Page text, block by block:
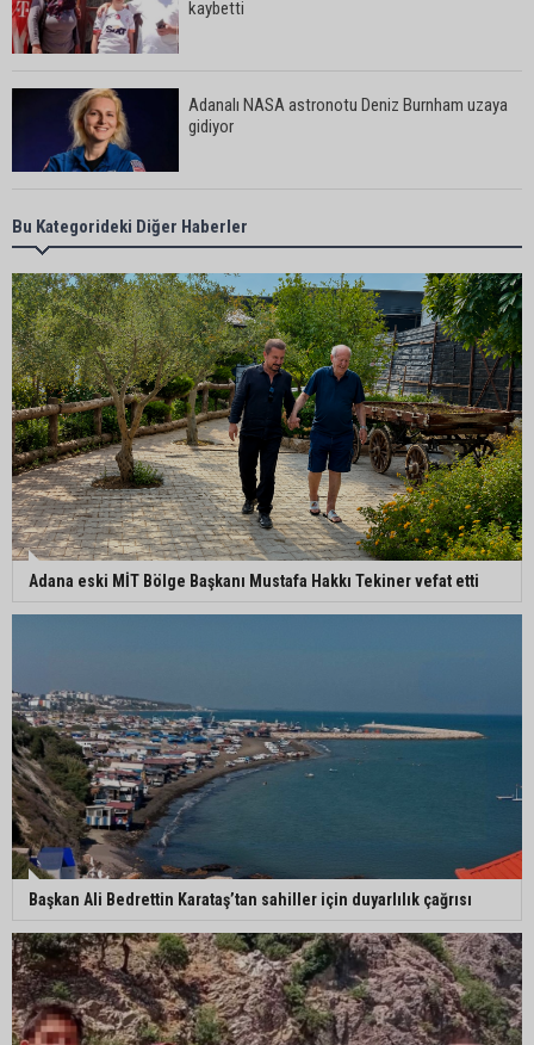
kaybetti
Adanalı NASA astronotu Deniz Burnham uzaya
gidiyor
Kozan’da üreticilere yangın ve anız uyarısı
Ceyhan’da yağlık ayçiçeği hasadı başladı
Yedigöze’deki göçüğün nedeni belli oldu
Kozan’da turunçgil zararlısına karşı biyolojik
göçük: 1 işçi hayatını kaybetti
Yedigöze İçme Suyu Projesi çalışmalarında
Bu Kategorideki Diğer Haberler
Adana eski MİT Bölge Başkanı Mustafa Hakkı Tekiner vefat etti
Başkan Ali Bedrettin Karataş’tan sahiller için duyarlılık çağrısı